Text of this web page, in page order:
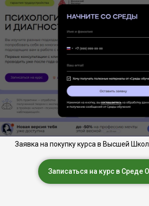
Заявка на покупку курса в Высшей
Записаться на курс в Среде